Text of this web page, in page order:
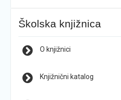
Školska knjižnica
O knjižnici
Knjižnični katalog